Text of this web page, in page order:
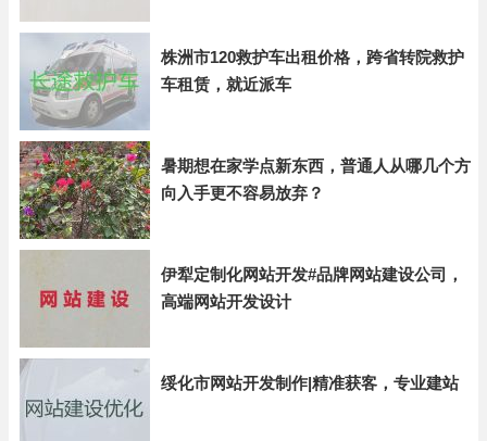
株洲市120救护车出租价格，跨省转院救护
车租赁，就近派车
暑期想在家学点新东西，普通人从哪几个方
向入手更不容易放弃？
伊犁定制化网站开发#品牌网站建设公司，
高端网站开发设计
绥化市网站开发制作|精准获客，专业建站